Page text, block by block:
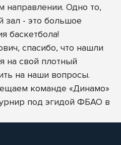
направлении. Одно то,
зал - это большое
баскетбола!
спасибо, что нашли
на свой плотный
на наши вопросы.
команде «Динамо»
под эгидой ФБАО в